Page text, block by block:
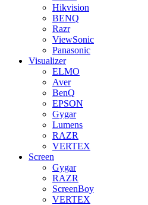
Hikvision
BENQ
Razr
ViewSonic
Panasonic
Visualizer
ELMO
Aver
BenQ
EPSON
Gygar
Lumens
RAZR
VERTEX
Screen
Gygar
RAZR
ScreenBoy
VERTEX